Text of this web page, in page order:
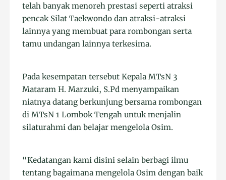
telah banyak menoreh prestasi seperti atraksi
pencak Silat Taekwondo dan atraksi-atraksi
lainnya yang membuat para rombongan serta
tamu undangan lainnya terkesima.
Pada kesempatan tersebut Kepala MTsN 3
Mataram H. Marzuki, S.Pd menyampaikan
niatnya datang berkunjung bersama rombongan
di MTsN 1 Lombok Tengah untuk menjalin
silaturahmi dan belajar mengelola Osim.
“Kedatangan kami disini selain berbagi ilmu
tentang bagaimana mengelola Osim dengan baik